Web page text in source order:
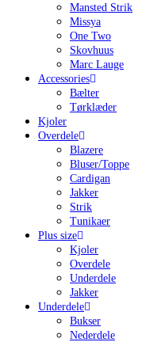
Mansted Strik
Missya
One Two
Skovhuus
Marc Lauge
Accessories
Bælter
Tørklæder
Kjoler
Overdele
Blazere
Bluser/Toppe
Cardigan
Jakker
Strik
Tunikaer
Plus size
Kjoler
Overdele
Underdele
Jakker
Underdele
Bukser
Nederdele